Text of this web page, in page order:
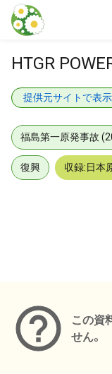
本文に飛ぶ
HTGR
提供元サイトで表示
福島第一原発事故
復興 収録:日本
この資
せん。